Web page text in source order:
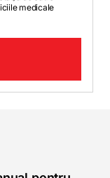
medicale